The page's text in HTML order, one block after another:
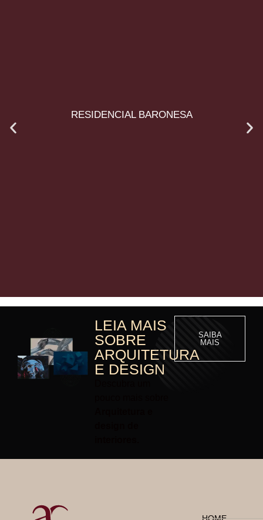
RESIDENCIAL BARONESA
LEIA MAIS
SOBRE
ARQUITETURA
E DESIGN
SAIBA
MAIS